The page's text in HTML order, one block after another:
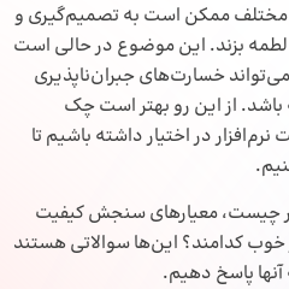
مختلف ممکن است به تصمیم‌گیری و
لطمه بزند. این موضوع در حالی است
خسارت‌های جبران‌ناپذیری
باشد. از این رو بهتر است چک
در اختیار داشته باشیم تا
چیست، معیارهای سنجش کیفیت
خوب کدامند؟ این‌ها سوالاتی هستند
پاسخ دهیم.